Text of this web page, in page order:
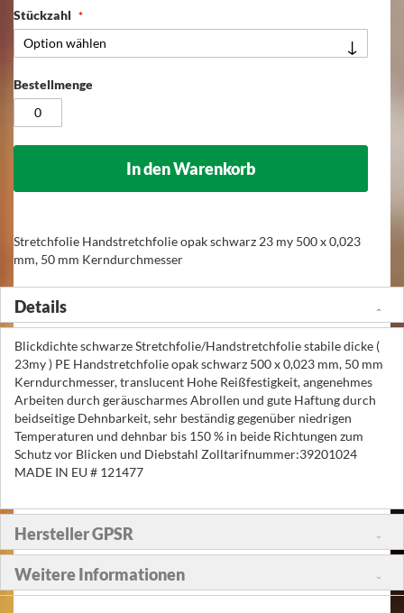
Stückzahl
Bestellmenge
In den Warenkorb
Stretchfolie Handstretchfolie opak schwarz 23 my 500 x 0,023
mm, 50 mm Kerndurchmesser
Details
Blickdichte schwarze Stretchfolie/Handstretchfolie stabile dicke (
23my ) PE Handstretchfolie opak schwarz 500 x 0,023 mm, 50 mm
Kerndurchmesser, translucent Hohe Reißfestigkeit, angenehmes
Arbeiten durch geräuscharmes Abrollen und gute Haftung durch
beidseitige Dehnbarkeit, sehr beständig gegenüber niedrigen
Temperaturen und dehnbar bis 150 % in beide Richtungen zum
Schutz vor Blicken und Diebstahl Zolltarifnummer:39201024
MADE IN EU # 121477
Hersteller GPSR
Weitere Informationen